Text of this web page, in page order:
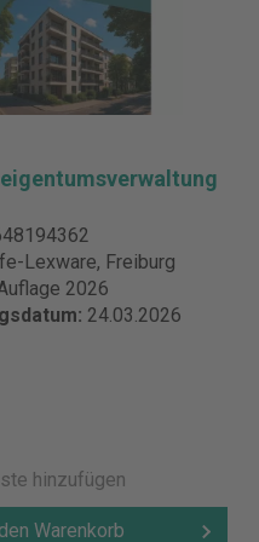
Lexware, Freiburg
2026
24.03.2026
hinzufügen
Warenkorb